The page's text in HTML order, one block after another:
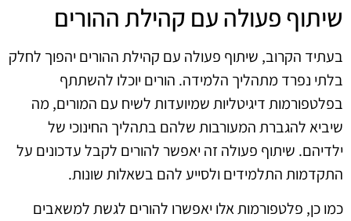
שיתוף פעולה עם קהילת ההורים
בעתיד הקרוב, שיתוף פעולה עם קהילת ההורים יהפוך לחלק
בלתי נפרד מתהליך הלמידה. הורים יוכלו להשתתף
בפלטפורמות דיגיטליות שמיועדות לשיח עם המורים, מה
שיביא להגברת המעורבות שלהם בתהליך החינוכי של
ילדיהם. שיתוף פעולה זה יאפשר להורים לקבל עדכונים על
התקדמות התלמידים ולסייע להם בשאלות שונות.
כמו כן, פלטפורמות אלו יאפשרו להורים לגשת למשאבים